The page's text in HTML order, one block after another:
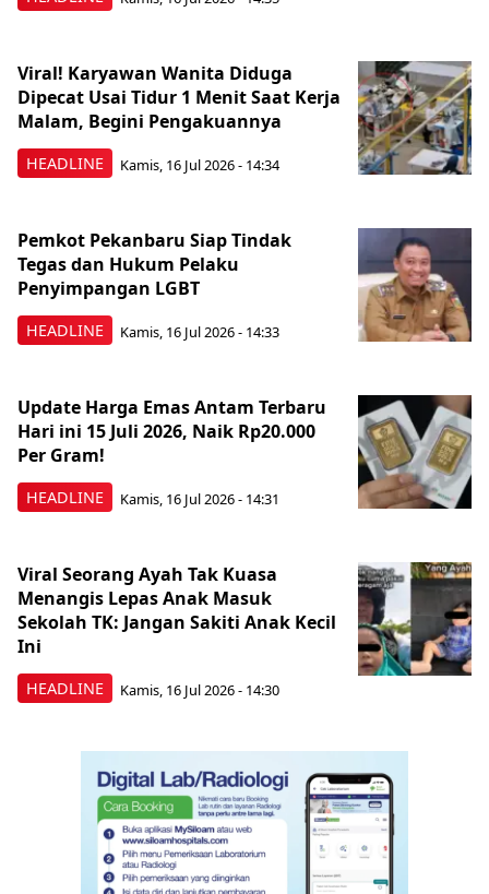
HEADLINE
Viral! Karyawan Wanita Diduga
Dipecat Usai Tidur 1 Menit Saat Kerja
Malam, Begini Pengakuannya
Kamis, 16 Jul 2026 - 14:34
HEADLINE
Pemkot Pekanbaru Siap Tindak
Tegas dan Hukum Pelaku
Penyimpangan LGBT
Kamis, 16 Jul 2026 - 14:33
HEADLINE
Update Harga Emas Antam Terbaru
Hari ini 15 Juli 2026, Naik Rp20.000
Per Gram!
Kamis, 16 Jul 2026 - 14:31
HEADLINE
Viral Seorang Ayah Tak Kuasa
Menangis Lepas Anak Masuk
Sekolah TK: Jangan Sakiti Anak Kecil
Ini
Kamis, 16 Jul 2026 - 14:30